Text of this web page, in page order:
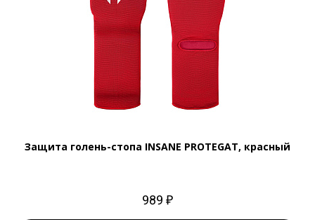
Защита голень-стопа INSANE PROTEGAT, красный
989 ₽